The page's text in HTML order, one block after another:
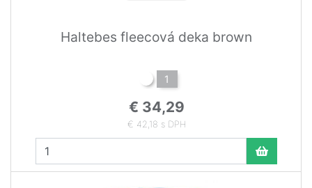
Haltebes fleecová deka brown
1
€ 34,29
€ 42,18 s DPH